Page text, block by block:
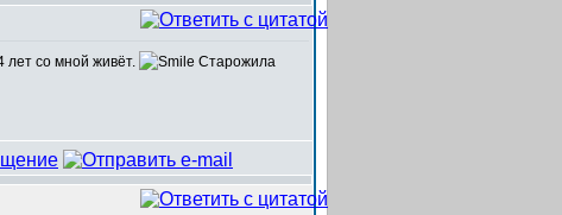
лет со мной живёт.
Старожила